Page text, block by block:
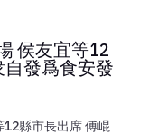
侯友宜等12
發爲食安發
縣市長出席 傅崐